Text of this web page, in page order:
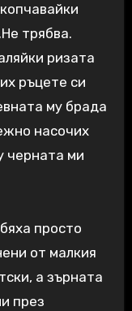
трябва.
ризата
ръцете си
му брада
насочих
черната ми
просто
от малкия
а зърната
през